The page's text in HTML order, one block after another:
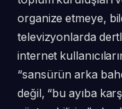
organize etmeye,
televizyonlarda
internet
“sansürün arka
değil, “bu ayıba